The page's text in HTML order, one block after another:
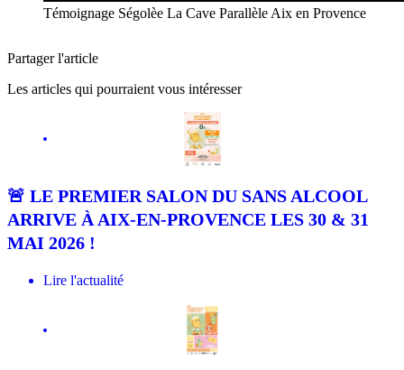
Témoignage Ségolèe La Cave Parallèle Aix en Provence
Partager l'article
Les articles qui pourraient vous intéresser
🚨 LE PREMIER SALON DU SANS ALCOOL
ARRIVE À AIX-EN-PROVENCE LES 30 & 31
MAI 2026 !
Lire l'actualité